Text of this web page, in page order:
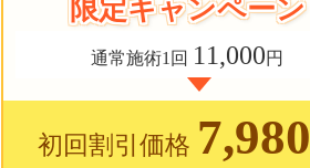
限定キャンペーン
通常施術1回 11,000円
初回割引価格 7,980